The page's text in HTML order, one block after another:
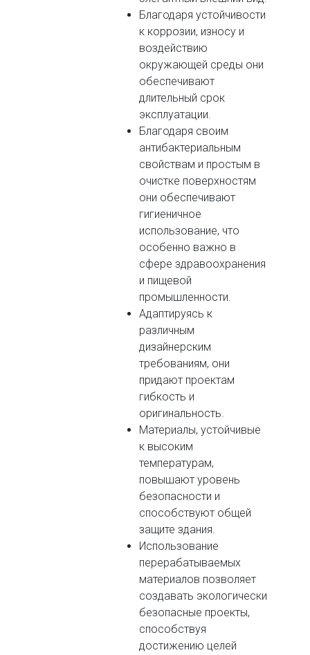
Благодаря устойчивости
к коррозии, износу и
воздействию
окружающей среды они
обеспечивают
длительный срок
эксплуатации.
Благодаря своим
антибактериальным
свойствам и простым в
очистке поверхностям
они обеспечивают
гигиеничное
использование, что
особенно важно в
сфере здравоохранения
и пищевой
промышленности.
Адаптируясь к
различным
дизайнерским
требованиям, они
придают проектам
гибкость и
оригинальность.
Материалы, устойчивые
к высоким
температурам,
повышают уровень
безопасности и
способствуют общей
защите здания.
Использование
перерабатываемых
материалов позволяет
создавать экологически
безопасные проекты,
способствуя
достижению целей